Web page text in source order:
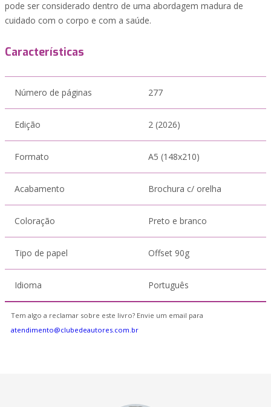
pode ser considerado dentro de uma abordagem madura de
cuidado com o corpo e com a saúde.
Características
Número de páginas 277
Edição 2 (2026)
Formato A5 (148x210)
Acabamento Brochura c/ orelha
Coloração Preto e branco
Tipo de papel Offset 90g
Idioma Português
Tem algo a reclamar sobre este livro? Envie um email para
atendimento@clubedeautores.com.br